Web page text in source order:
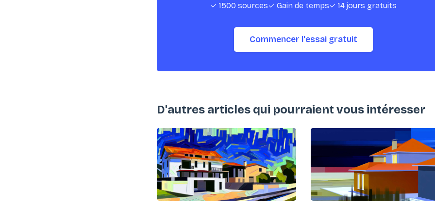
✓ 1500 sources✓ Gain de temps✓ 14 jours gratuits
Commencer l'essai gratuit
D'autres articles qui pourraient vous intéresser